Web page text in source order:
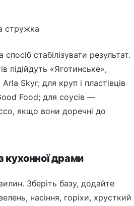
стружка
стабілізувати результат.
підійдуть «Яготинське»,
Skyr; для круп і пластівців
Food; для соусів —
якщо вони доречні до
кухонної драми
Зберіть базу, додайте
насіння, горіхи, хрусткий